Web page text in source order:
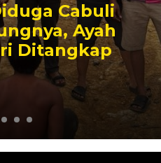
Cabuli
Ayah
Ditangkap